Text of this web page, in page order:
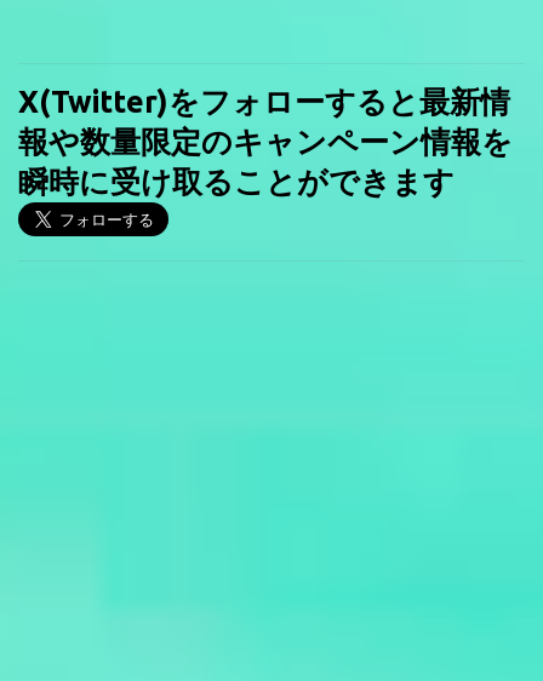
X(Twitter)をフォローすると最新情
報や数量限定のキャンペーン情報を
瞬時に受け取ることができます